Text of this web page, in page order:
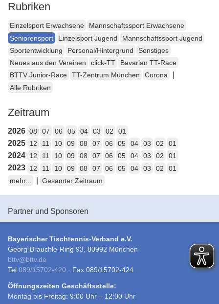
Rubriken
Einzelsport Erwachsene
Mannschaftssport Erwachsene
Seniorensport
Einzelsport Jugend
Mannschaftssport Jugend
Sportentwicklung
Personal/Hintergrund
Sonstiges
Neues aus den Vereinen
click-TT
Bavarian TT-Race
BTTV Junior-Race
TT-Zentrum München Corona
Alle Rubriken
Zeitraum
2026 08 07 06 05 04 03 02 01
2025 12 11 10 09 08 07 06 05 04 03 02 01
2024 12 11 10 09 08 07 06 05 04 03 02 01
2023 12 11 10 09 08 07 06 05 04 03 02
01
mehr...
Gesamter Zeitraum
Partner und Sponsoren
Bayerischer Tischtennis-Verband e.V.
Georg-Brauchle-Ring 93, 80992 München
bttv@bttv.de
Tel 089/15702-420 · Fax 089/15702-424
Öffnungszeiten Geschäftsstelle:
Montag bis Freitag: 9:00 Uhr – 12:00 Uhr